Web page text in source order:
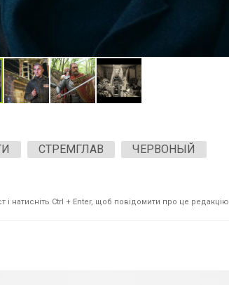
СТРЕМГЛАВ
ЧЕРВОНЫЙ
і натисніть Ctrl + Enter, щоб повідомити про це редакцію